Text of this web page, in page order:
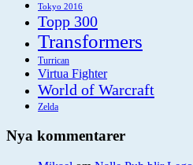
Tokyo 2016
Topp 300
Transformers
Turrican
Virtua Fighter
World of Warcraft
Zelda
Nya kommentarer